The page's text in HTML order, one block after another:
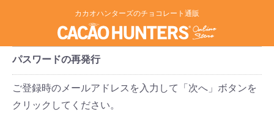
カカオハンターズのチョコレート通販
パスワードの再発行
ご登録時のメールアドレスを入力して「次へ」ボタンを
クリックしてください。